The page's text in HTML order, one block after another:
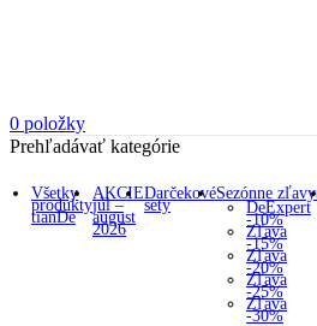
0 položky
Prehľadávať kategórie
Všetky
produkty
tianDe
AKCIE
júl –
august
2026
Darčekové
sety
Sezónne zľavy
DeExpert
-10%
Zľava
-15%
Zľava
-20%
Zľava
-25%
Zľava
-30%